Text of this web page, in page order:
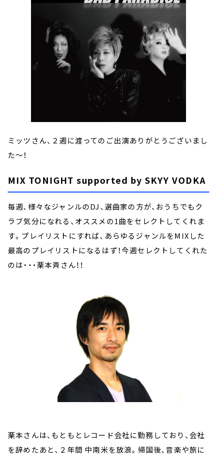
ミッツさん、２週に渡ってのご出演ありがとうございまし
た～！
MIX TONIGHT supported by SKYY VODKA
毎週、様々なジャンルのDJ、選曲家の方が、おうちでもク
ラブ気分になれる、オススメの1曲をセレクトしてくれま
す。プレイリストにすれば、あらゆるジャンルをMIXした
最高のプレイリストになるはず！今週セレクトしてくれた
のは・・・栗本斉さん！！
栗本さんは、もともとレコード会社に勤務しており、会社
を辞めたあと、２年間 中南米を放浪。帰国後、音楽や旅に